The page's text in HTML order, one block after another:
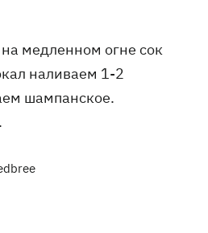
медленном огне сок
наливаем 1-2
шампанское.